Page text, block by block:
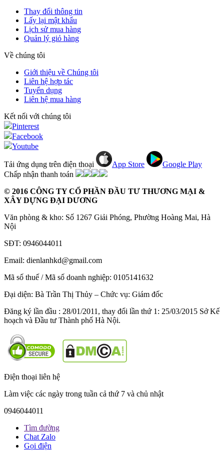
Thay đổi thông tin
Lấy lại mật khẩu
Lịch sử mua hàng
Quản lý giỏ hàng
Về chúng tôi
Giới thiệu về Chúng tôi
Liên hệ hợp tác
Tuyển dụng
Liên hệ mua hàng
Kết nối với chúng tôi
Pinterest
Facebook
Youtube
Tải ứng dụng trên điện thoại App Store
Google Play
Chấp nhận thanh toán
© 2016 CÔNG TY CỔ PHẦN ĐẦU TƯ THƯƠNG MẠI &
XÂY DỰNG ĐẠI DƯƠNG
Văn phòng & kho: Số 1267 Giải Phóng, Phường Hoàng Mai, Hà
Nội
SĐT: 0946044011
Email: dienlanhkd@gmail.com
Mã số thuế / Mã số doanh nghiệp: 0105141632
Đại diện: Bà Trần Thị Thủy – Chức vụ: Giám đốc
Đăng ký lần đầu : 28/01/2011, thay đổi lần thứ 1: 25/03/2015 Sở Kế
hoạch và Đầu tư Thành phố Hà Nội.
Điện thoại liên hệ
Làm việc các ngày trong tuần cả thứ 7 và chủ nhật
0946044011
Tìm đường
Chat Zalo
Gọi điện